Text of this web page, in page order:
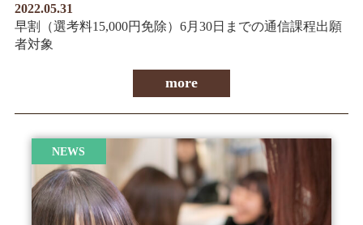
サイトマップ
2022.05.31
早割（選考料15,000円免除）6月30日までの通信課程出願
者対象
more
NEWS